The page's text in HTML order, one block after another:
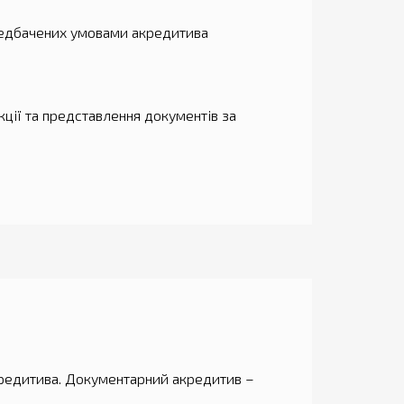
умовами акредитива
та представлення документів за
Документарний акредитив –